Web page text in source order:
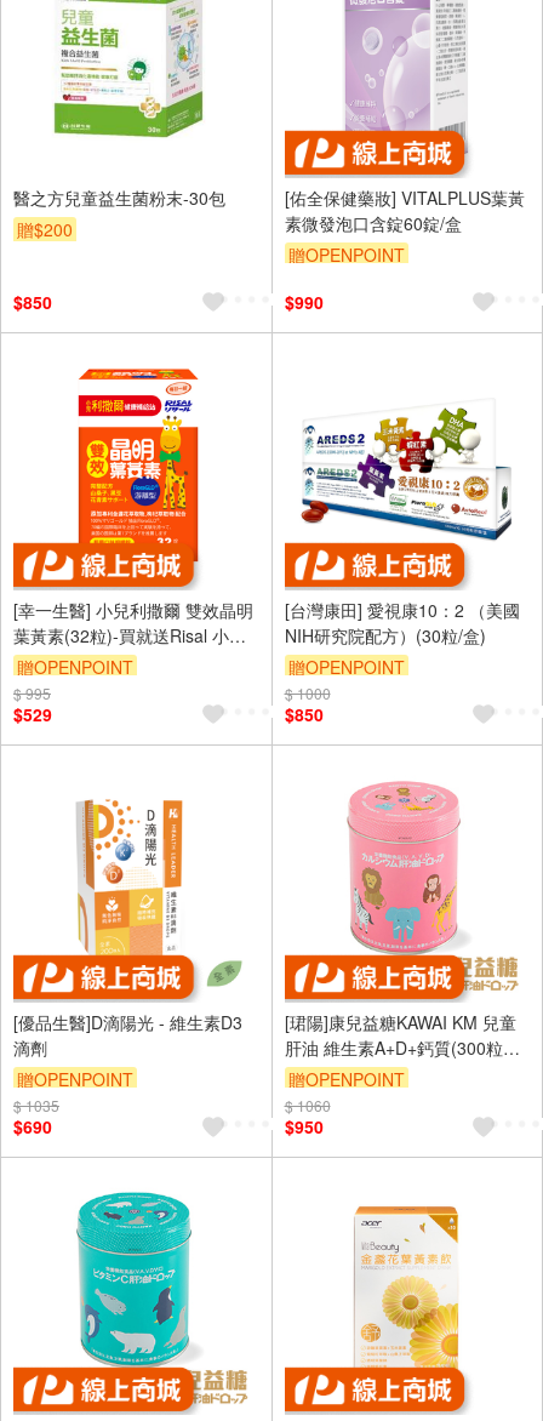
醫之方兒童益生菌粉末-30包
贈$200
$850
[佑全保健藥妝] VITALPLUS葉黃
素微發泡口含錠60錠/盒
贈OPENPOINT
$990
[幸一生醫] 小兒利撒爾 雙效晶明
葉黃素(32粒)-買就送Risal 小兒
利撒爾長頸鹿酒精瓶
贈OPENPOINT
$ 995
$529
[台灣康田] 愛視康10：2 （美國
NIH研究院配方）(30粒/盒)
贈OPENPOINT
$ 1000
$850
[優品生醫]D滴陽光 - 維生素D3
滴劑
贈OPENPOINT
$ 1035
$690
[珺陽]康兒益糖KAWAI KM 兒童
肝油 維生素A+D+鈣質(300粒裝-
哈密瓜風味)
贈OPENPOINT
$ 1060
$950